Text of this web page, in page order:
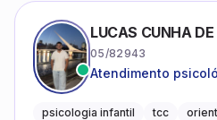
LUCAS CUNHA
05/82943
Atendimento
promovendo
psicologia infantil tcc